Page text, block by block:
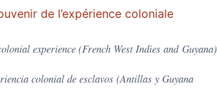
de l’expérience coloniale
experience (French West Indies and Guyana)
colonial de esclavos (Antillas y Guyana